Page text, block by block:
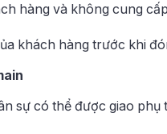
hàng và không cung
khách hàng trước khi
sự có thể được giao